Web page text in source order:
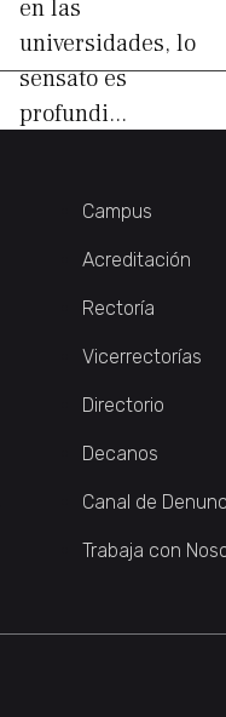
en las
universidades, lo
sensato es
profundi...
Campus
Acreditación
Rectoría
Vicerrectorías
Directorio
Decanos
Canal de
Trabaja con